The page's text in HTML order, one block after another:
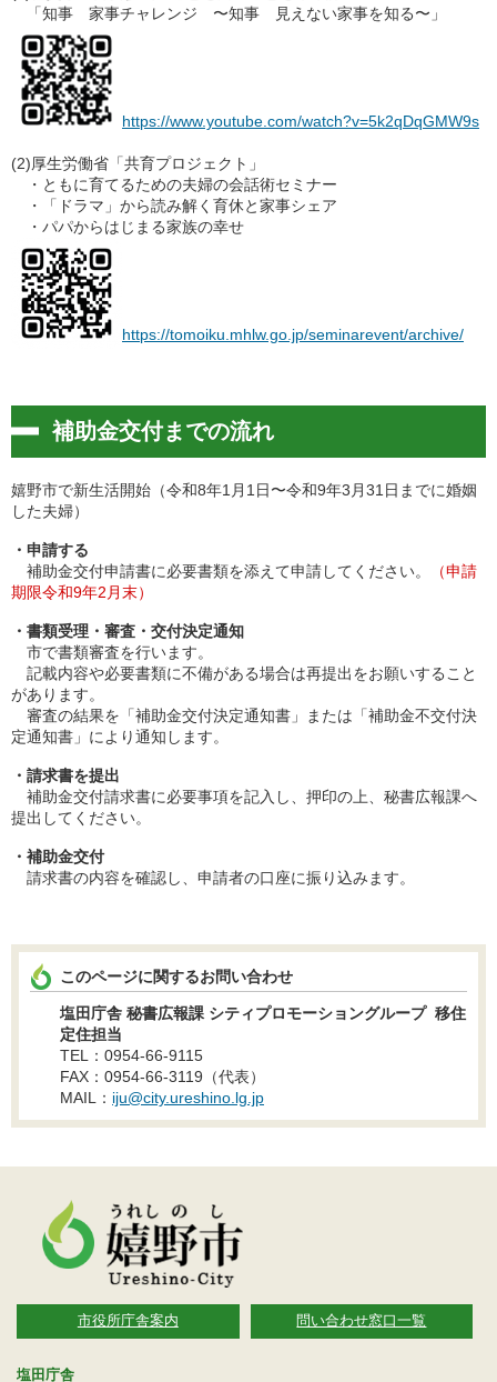
「知事 家事チャレンジ 〜知事 見えない家事を知る〜」
https://www.youtube.com/watch?v=5k2qDqGMW9s
(2)厚生労働省「共育プロジェクト」
・ともに育てるための夫婦の会話術セミナー
・「ドラマ」から読み解く育休と家事シェア
・パパからはじまる家族の幸せ
https://tomoiku.mhlw.go.jp/seminarevent/archive/
補助金交付までの流れ
嬉野市で新生活開始（令和8年1月1日〜令和9年3月31日までに婚姻
した夫婦）
・申請する
補助金交付申請書に必要書類を添えて申請してください。
（申請
期限令和9年2月末）
・書類受理・審査・交付決定通知
市で書類審査を行います。
記載内容や必要書類に不備がある場合は再提出をお願いすること
があります。
審査の結果を「補助金交付決定通知書」または「補助金不交付決
定通知書」により通知します。
・請求書を提出
補助金交付請求書に必要事項を記入し、押印の上、秘書広報課へ
提出してください。
・補助金交付
請求書の内容を確認し、申請者の口座に振り込みます。
このページに関するお問い合わせ
塩田庁舎 秘書広報課 シティプロモーショングループ 移住
定住担当
TEL：0954-66-9115
FAX：0954-66-3119（代表）
MAIL： iju@city.ureshino.lg.jp
市役所庁舎案内 問い合わせ窓口一覧
塩田庁舎